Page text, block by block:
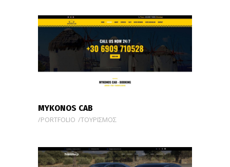
MYKONOS CAB
PORTFOLIO ΤΟΥΡΙΣΜΟΣ